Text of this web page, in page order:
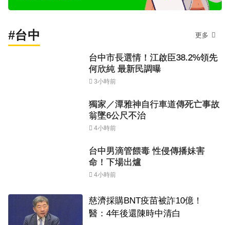
#台中 更多
台中市長選情！江啟臣38.2%領先
何欣純 最新民調曝
3小時前
獨家／潭雅神自行車道傳死亡事故
翁墜6公尺不治
4小時前
台中男滴管餵毒 性侵傳播妹害
命！下場出爐
4小時前
慈濟採購BNT疫苗被詐10億！
醫：4年後還陳時中清白